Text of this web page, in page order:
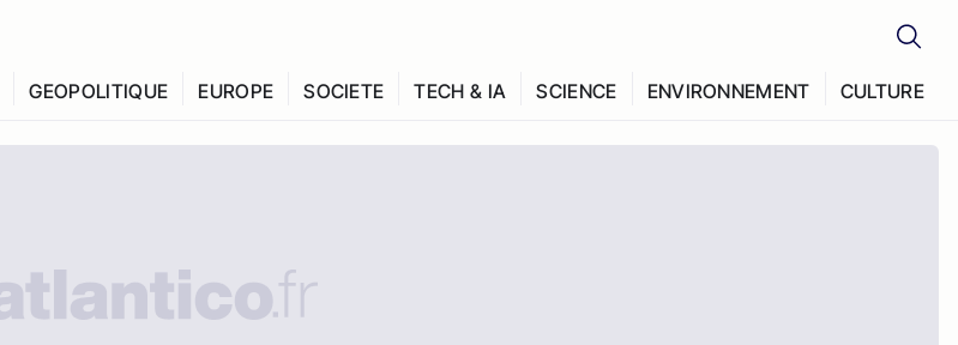
GEOPOLITIQUE EUROPE SOCIETE TECH & IA SCIENCE ENVIRONNEMENT CULTURE